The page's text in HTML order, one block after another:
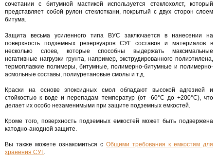
сочетании с битумной мастикой используется стеклохолст, который
представляет собой рулон стеклоткани, покрытый с двух сторон слоем
битума.
Защита весьма усиленного типа ВУС заключается в нанесении на
поверхность подземных резервуаров СУГ составов и материалов в
несколько слоев, которые способны выдержать максимальные
негативные нагрузки грунта, например, экструдированного полиэтилена,
термоплавкие полимеры, битумные, полимерно-битумные и полимерно-
асмольные составы, полиуретановые смолы и т.д.
Краски на основе эпоксидных смол обладают высокой адгезией и
стойкостью к воде и перепадам температур (от -60°С до +200°С), что
делает их особо незаменимыми при защите подземных емкостей.
Кроме того, поверхность подземных емкостей может быть подвержена
катодно-анодной защите.
Вы также можете ознакомиться с Общими требования к емкостям для
хранения СУГ.